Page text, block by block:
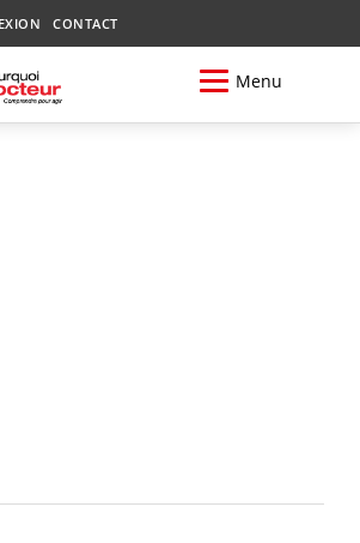
CONTACT
Menu